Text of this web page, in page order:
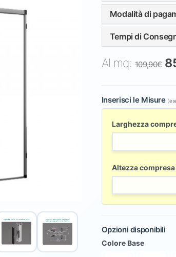
Modalità di
Tempi di
Al mq:109,90€
Inserisci le Misure
Larghezza
Altezza
Opzioni disponibili
Colore Base